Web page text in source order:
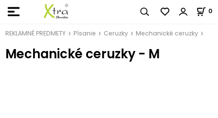
0
REKLAMNÉ PREDMETY Písanie Ceruzky Mechanické ceruzky
Mechanické ceruzky - M